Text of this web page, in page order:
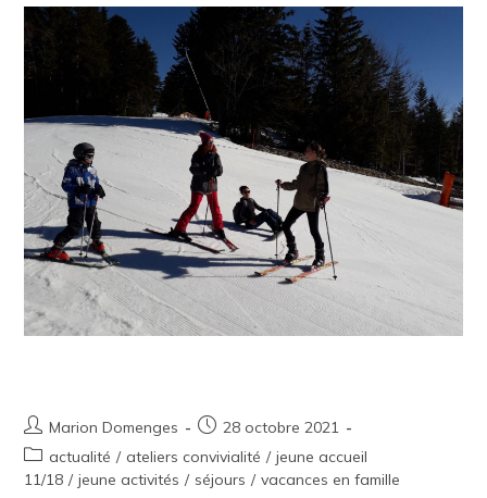
Marion Domenges
28 octobre 2021
actualité / ateliers convivialité / jeune accueil
11/18 / jeune activités / séjours / vacances en famille